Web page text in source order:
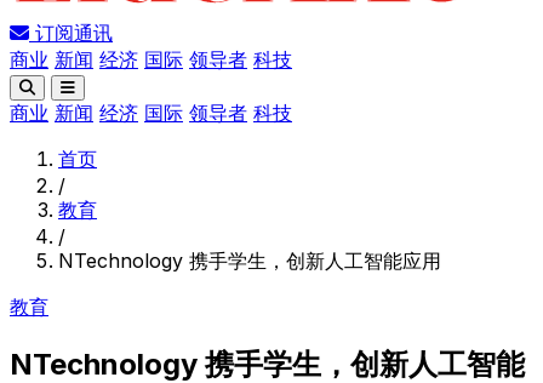
订阅通讯
商业 新闻 经济 国际 领导者 科技
商业 新闻 经济 国际 领导者 科技
首页
/
教育
/
NTechnology 携手学生，创新人工智能应用
教育
NTechnology 携手学生，创新人工智能